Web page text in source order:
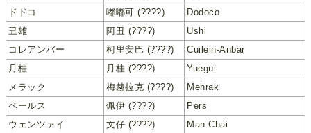
ドドコ
嘟嘟可 (????)
Dodoco
丑雄
阿丑 (????)
Ushi
コレアンバー
柯里安巴 (????)
Cuilein-Anbar
月桂
月桂 (????)
Yuegui
メラック
梅赫拉克 (????)
Mehrak
ペールス
佩伊 (????)
Pers
ウェンツァイ
文仔 (????)
Man Chai